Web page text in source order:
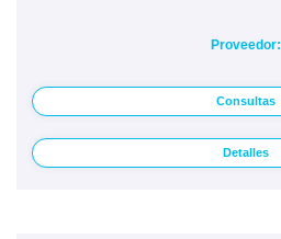
Proveedor:
Consultas
Detalles